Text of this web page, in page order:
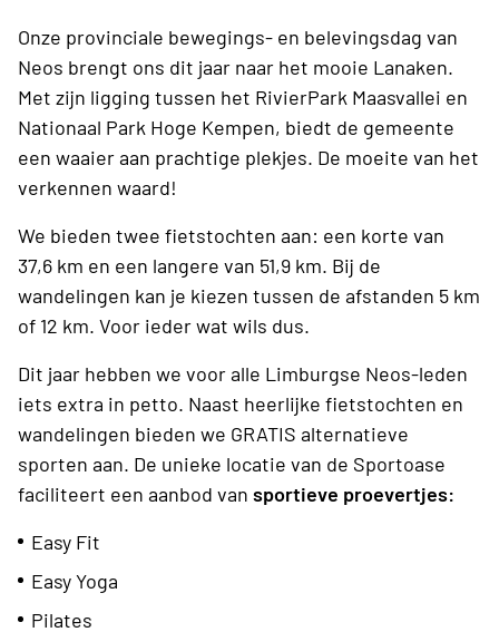
Onze provinciale bewegings- en belevingsdag van
Neos brengt ons dit jaar naar het mooie Lanaken.
Met zijn ligging tussen het RivierPark Maasvallei en
Nationaal Park Hoge Kempen, biedt de gemeente
een waaier aan prachtige plekjes. De moeite van het
verkennen waard!
We bieden twee fietstochten aan: een korte van
37,6 km en een langere van 51,9 km. Bij de
wandelingen kan je kiezen tussen de afstanden 5 km
of 12 km. Voor ieder wat wils dus.
Dit jaar hebben we voor alle Limburgse Neos-leden
iets extra in petto. Naast heerlijke fietstochten en
wandelingen bieden we GRATIS alternatieve
sporten aan. De unieke locatie van de Sportoase
faciliteert een aanbod van sportieve proevertjes:
Easy Fit
Easy Yoga
Pilates